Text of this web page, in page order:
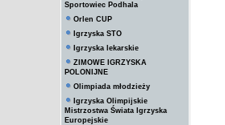
Sportowiec Podhala
Orlen CUP
Igrzyska STO
Igrzyska lekarskie
ZIMOWE IGRZYSKA
POLONIJNE
Olimpiada młodzieży
Igrzyska Olimpijskie
Mistrzostwa Świata Igrzyska
Europejskie